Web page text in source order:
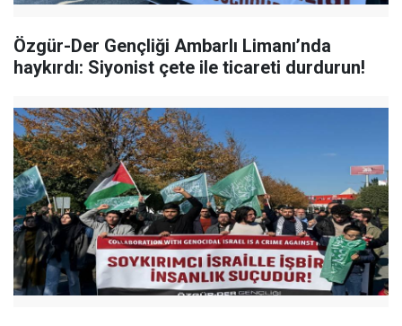
Özgür-Der Gençliği Ambarlı Limanı’nda
haykırdı: Siyonist çete ile ticareti durdurun!